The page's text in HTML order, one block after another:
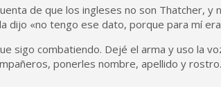
de que los ingleses no son Thatcher,
dijo «no tengo ese dato, porque para mí
sigo combatiendo. Dejé el arma y uso la
ponerles nombre, apellido y